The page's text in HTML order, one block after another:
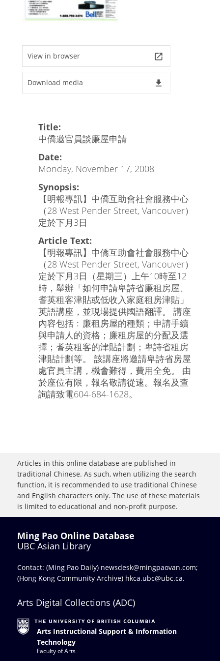
View in browser launch
Download media file_download
Title:
中僑邀官員談廉屋申請
Date:
Monday, November 17, 2008
Synopsis:
【明報專訊】中僑互助會社會服務中心
（28 West Pender Street, Vancouver）
定於下月3日
Article Text:
【明報專訊】中僑互助會社會服務中心
（28 West Pender Street, Vancouver）
定於下月3日（星期三）上午10時至12
時，舉辦「如何申請卑詩省廉租房屋、
耆英租客津貼或低收入家庭租房津貼」
英語講座，並現場提供國語翻譯。 講座
內容包括﹕廉租房屋的種類；申請手續
與申請人的資格；廉租房屋的分配及選
擇；耆英租客的津貼計劃；卑詩省租房
津貼計劃等。 該講座將邀請卑詩省房屋
處官員主講，機會難得，費用全免。 由
於座位有限，報名敬請從速。報名及查
詢請致電604-684-1628。
Articles in this online database are published in
traditional Chinese. As such, when utilizing the search
function, it is recommended to use traditional Chinese
and English characters only. The use of these materials
is limited to educational and non-profit purpose.
Ming Pao Online Database
UBC Asian Library
Contact: (Ming Pao Daily) newsdesk@mingpaovan.com;
(Hong Kong Community Archive) hkca.ubc@ubc.ca.
Arts Digital Collections (ADC)
Arts Instructional Support & Information
Technology
Faculty of Arts